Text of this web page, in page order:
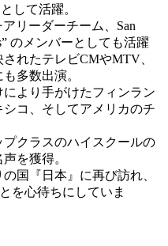
して活躍。
リーダーチーム、San
のメンバーとしても活躍
れたテレビCMやMTV、
多数出演。
より手がけたフィンラン
コ、そしてアメリカのチ
クラスのハイスクールの
を獲得。
国『日本』に再び訪れ、
を心待ちにしていま